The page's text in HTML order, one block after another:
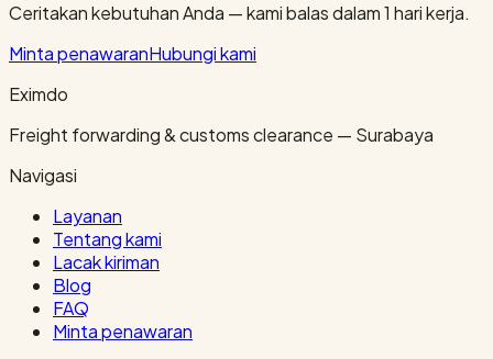
Ceritakan kebutuhan Anda — kami balas dalam 1 hari kerja.
Minta penawaranHubungi kami
Eximdo
Freight forwarding & customs clearance — Surabaya
Navigasi
Layanan
Tentang kami
Lacak kiriman
Blog
FAQ
Minta penawaran